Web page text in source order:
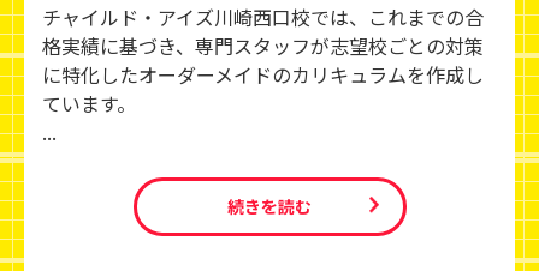
チャイルド・アイズ川崎西口校では、これまでの合
格実績に基づき、専門スタッフが志望校ごとの対策
に特化したオーダーメイドのカリキュラムを作成し
ています。
...
続きを読む